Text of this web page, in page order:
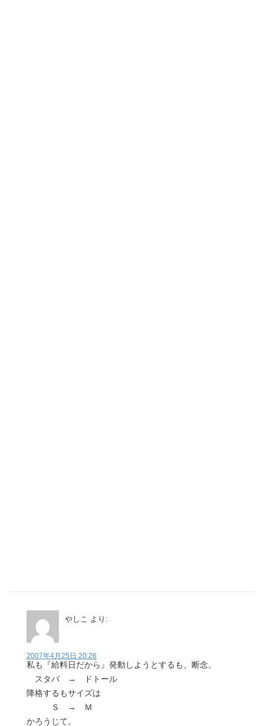
やしこ より:
2007年4月25日 20:26
私も『給料日だから』発動しようとするも、断念。
スタバ → ドトール
降格するもサイズは
Ｓ → Ｍ
かろうじて。